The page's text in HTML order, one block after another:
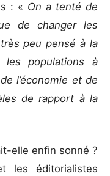
: « On a tenté de
de changer les
peu pensé à la
populations à
l’économie et de
de rapport à la
elle enfin sonné ?
les éditorialistes